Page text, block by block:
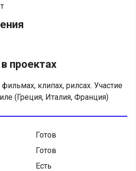
проектах
клипах, рилсах. Участие
(Греция, Италия, Франция)
Готов
Готов
Есть